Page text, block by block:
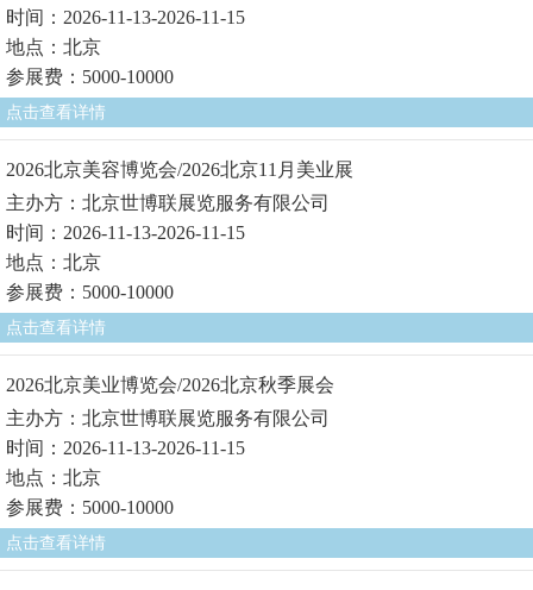
时间：2026-11-13-2026-11-15
地点：北京
参展费：5000-10000
点击查看详情
2026北京美容博览会/2026北京11月美业展
主办方：北京世博联展览服务有限公司
时间：2026-11-13-2026-11-15
地点：北京
参展费：5000-10000
点击查看详情
2026北京美业博览会/2026北京秋季展会
主办方：北京世博联展览服务有限公司
时间：2026-11-13-2026-11-15
地点：北京
参展费：5000-10000
点击查看详情